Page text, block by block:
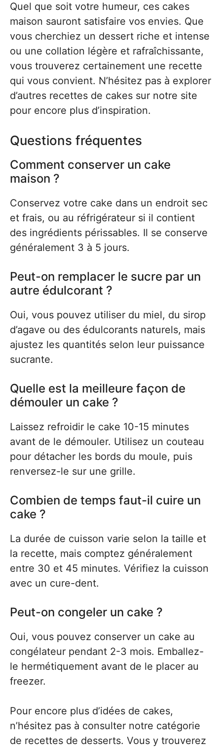
Quel que soit votre humeur, ces cakes
maison sauront satisfaire vos envies. Que
vous cherchiez un dessert riche et intense
ou une collation légère et rafraîchissante,
vous trouverez certainement une recette
qui vous convient. N’hésitez pas à explorer
d’autres recettes de cakes sur notre site
pour encore plus d’inspiration.
Questions fréquentes
Comment conserver un cake
maison ?
Conservez votre cake dans un endroit sec
et frais, ou au réfrigérateur si il contient
des ingrédients périssables. Il se conserve
généralement 3 à 5 jours.
Peut-on remplacer le sucre par un
autre édulcorant ?
Oui, vous pouvez utiliser du miel, du sirop
d’agave ou des édulcorants naturels, mais
ajustez les quantités selon leur puissance
sucrante.
Quelle est la meilleure façon de
démouler un cake ?
Laissez refroidir le cake 10-15 minutes
avant de le démouler. Utilisez un couteau
pour détacher les bords du moule, puis
renversez-le sur une grille.
Combien de temps faut-il cuire un
cake ?
La durée de cuisson varie selon la taille et
la recette, mais comptez généralement
entre 30 et 45 minutes. Vérifiez la cuisson
avec un cure-dent.
Peut-on congeler un cake ?
Oui, vous pouvez conserver un cake au
congélateur pendant 2-3 mois. Emballez-
le hermétiquement avant de le placer au
freezer.
Pour encore plus d’idées de cakes,
n’hésitez pas à consulter notre catégorie
de recettes de desserts. Vous y trouverez